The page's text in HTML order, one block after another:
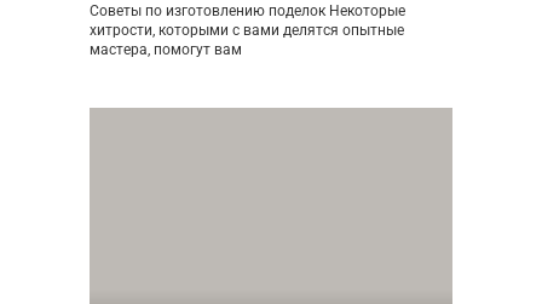
Советы по изготовлению поделок Некоторые
хитрости, которыми с вами делятся опытные
мастера, помогут вам